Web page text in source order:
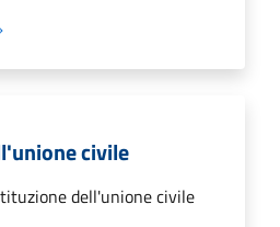
civile
dell'unione civile